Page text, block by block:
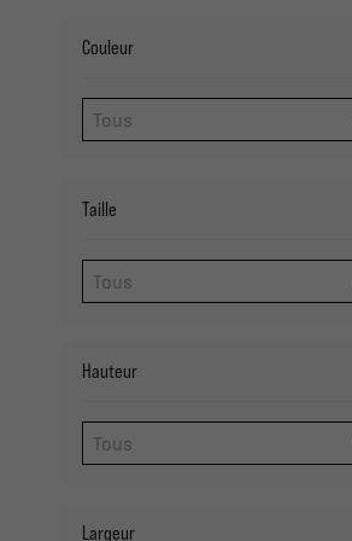
Couleur
Taille
Hauteur
Largeur